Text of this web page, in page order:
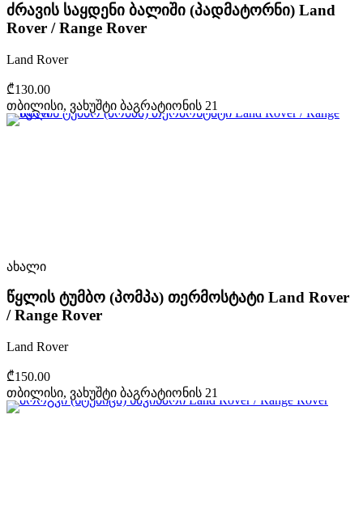
ძრავის საყდენი ბალიში (პადმატორნი) Land
Rover / Range Rover
Land Rover
₾130.00
თბილისი, ვახუშტი ბაგრატიონის 21
ახალი
წყლის ტუმბო (პომპა) თერმოსტატი Land Rover
/ Range Rover
Land Rover
₾150.00
თბილისი, ვახუშტი ბაგრატიონის 21